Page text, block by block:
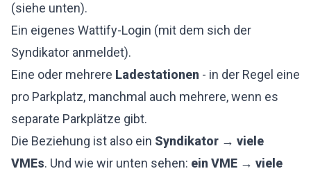
(siehe unten).
Ein eigenes Wattify-Login (mit dem sich der
Syndikator anmeldet).
Eine oder mehrere Ladestationen - in der Regel eine
pro Parkplatz, manchmal auch mehrere, wenn es
separate Parkplätze gibt.
Die Beziehung ist also ein Syndikator → viele
VMEs. Und wie wir unten sehen: ein VME → viele